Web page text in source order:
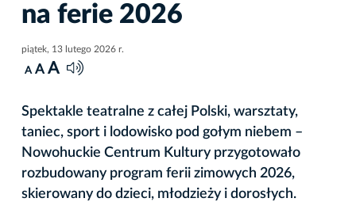
na ferie 2026
piątek, 13 lutego 2026 r.
A A A
Spektakle teatralne z całej Polski, warsztaty,
taniec, sport i lodowisko pod gołym niebem –
Nowohuckie Centrum Kultury przygotowało
rozbudowany program ferii zimowych 2026,
skierowany do dzieci, młodzieży i dorosłych.